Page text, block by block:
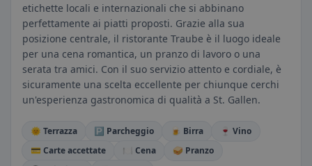
etichette locali e internazionali che si abbinano
perfettamente ai piatti proposti. Grazie alla sua
posizione centrale, il ristorante Traube è il luogo ideale
per una cena romantica, un pranzo di lavoro o una
serata tra amici. Con il suo servizio attento e cordiale, è
sicuramente una scelta eccellente per chiunque cerchi
un'esperienza gastronomica di qualità a St. Gallen.
🌞 Terrazza 🅿️ Parcheggio 🍺 Birra
🍷 Vino
💳 Carte accettate
🍽️ Cena
🥪 Pranzo